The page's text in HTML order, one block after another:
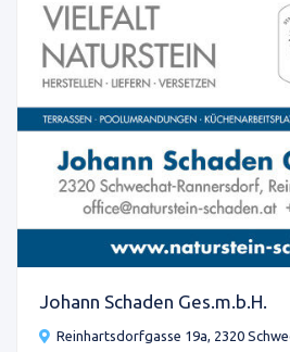
Johann Schaden Ges.m.b.H.
Reinhartsdorfgasse 19a, 2320